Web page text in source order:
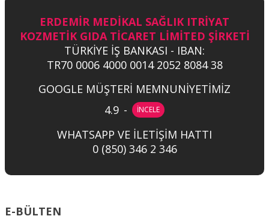
ERDEMİR MEDİKAL SAĞLIK ITRİYAT
KOZMETİK GIDA TİCARET LİMİTED ŞİRKETİ
TÜRKİYE İŞ BANKASI - IBAN:
TR70 0006 4000 0014 2052 8084 38
GOOGLE MÜŞTERİ MEMNUNİYETİMİZ
4.9 - İNCELE
WHATSAPP VE İLETİŞİM HATTI
0 (850) 346 2 346
E-BÜLTEN